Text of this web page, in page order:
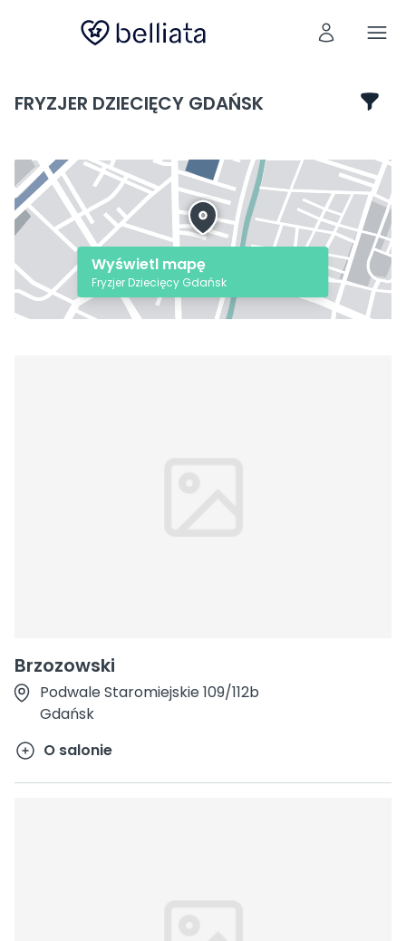
FRYZJER DZIECIĘCY GDAŃSK
Brzozowski
Podwale Staromiejskie 109/112b
Gdańsk
O salonie
Wyświetl mapę
Fryzjer Dziecięcy Gdańsk